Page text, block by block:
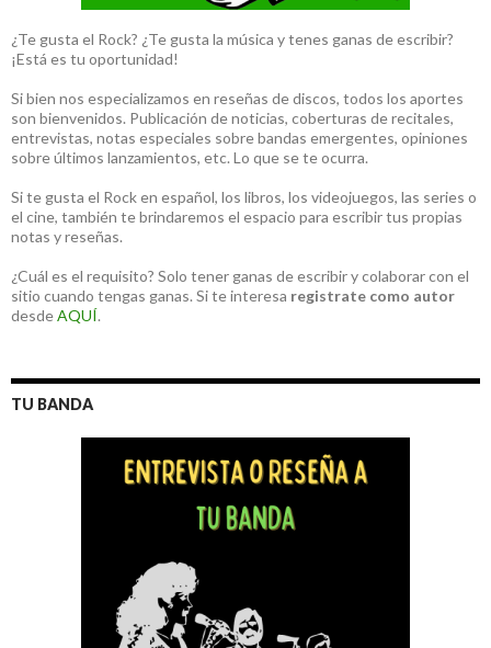
¿Te gusta el Rock? ¿Te gusta la música y tenes ganas de escribir?
¡Está es tu oportunidad!
Si bien nos especializamos en reseñas de discos, todos los aportes
son bienvenidos. Publicación de noticias, coberturas de recitales,
entrevistas, notas especiales sobre bandas emergentes, opiniones
sobre últimos lanzamientos, etc. Lo que se te ocurra.
Si te gusta el Rock en español, los libros, los videojuegos, las series o
el cine, también te brindaremos el espacio para escribir tus propias
notas y reseñas.
¿Cuál es el requisito? Solo tener ganas de escribir y colaborar con el
sitio cuando tengas ganas. Si te interesa registrate como autor
desdeAQUÍ.
TU BANDA